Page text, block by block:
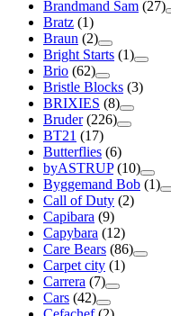
Brandmand Sam (27)
Bratz (1)
Braun (2)
Bright Starts (1)
Brio (62)
Bristle Blocks (3)
BRIXIES (8)
Bruder (226)
BT21 (17)
Butterflies (6)
byASTRUP (10)
Byggemand Bob (1)
Call of Duty (2)
Capibara (9)
Capybara (12)
Care Bears (86)
Carpet city (1)
Carrera (7)
Cars (42)